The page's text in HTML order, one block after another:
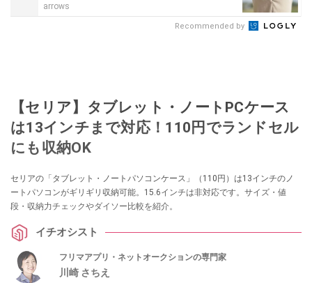
arrows
Recommended by
【セリア】タブレット・ノートPCケース
は13インチまで対応！110円でランドセル
にも収納OK
セリアの「タブレット・ノートパソコンケース」（110円）は13インチのノ
ートパソコンがギリギリ収納可能。15.6インチは非対応です。サイズ・値
段・収納力チェックやダイソー比較を紹介。
イチオシスト
フリマアプリ・ネットオークションの専門家
川崎 さちえ